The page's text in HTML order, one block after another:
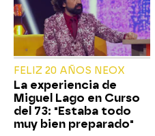
FELIZ 20 AÑOS NEOX
La experiencia de
Miguel Lago en Curso
del 73: "Estaba todo
muy bien preparado"